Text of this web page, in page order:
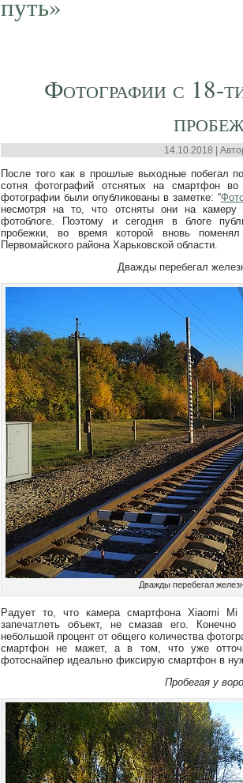
Фотографии с 18-
14.10.2018 |
После того как в прошлые выходные побегал
сотня фотографий отснятых на смартфон
фотографии были опубликованы в заметке: “
несмотря на то, что отсняты они на
фотоблоге. Поэтому и сегодня в блоге
пробежки, во время которой вновь
Первомайского района Харьковской области.
Дважды перебегал
Дважды перебегал
Радует то, что камера смартфона Xiaomi
запечатлеть объект, не смазав его.
небольшой процент от общего количества
смартфон не мажет, а в том, что уже
фотоснайпер идеально фиксирую смартфон в
Пробегая у